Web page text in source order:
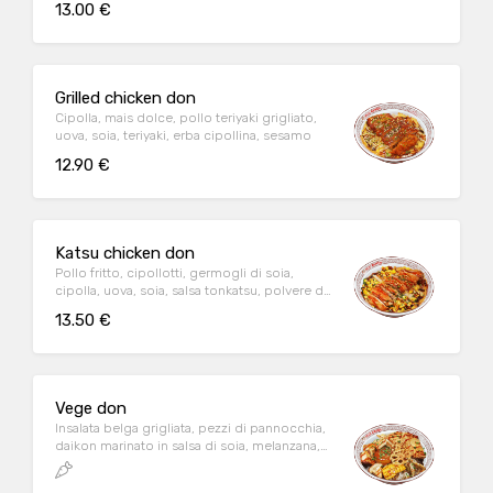
13.00 €
Grilled chicken don
Cipolla, mais dolce, pollo teriyaki grigliato,
uova, soia, teriyaki, erba cipollina, sesamo
12.90 €
Katsu chicken don
Pollo fritto, cipollotti, germogli di soia,
cipolla, uova, soia, salsa tonkatsu, polvere di
13.50 €
Vege don
Insalata belga grigliata, pezzi di pannocchia,
daikon marinato in salsa di soia, melanzana,
chips di radice di loto, 2pz tofu fritto, soia,
salsa tonkatsu, erba cipollina